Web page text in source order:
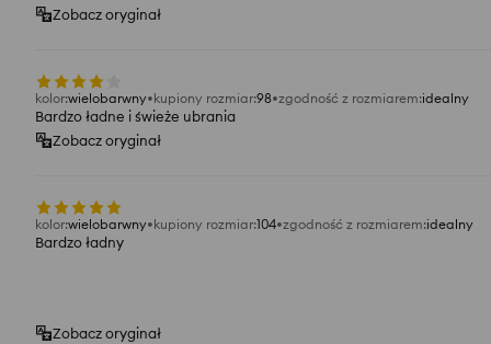
Zobacz oryginał
kolor:wielobarwny kupiony rozmiar:98 zgodność z rozmiarem:idealny
Bardzo ładne i świeże ubrania
Zobacz oryginał
kolor:wielobarwny kupiony rozmiar:104 zgodność z rozmiarem:idealny
Bardzo ładny
Zobacz oryginał